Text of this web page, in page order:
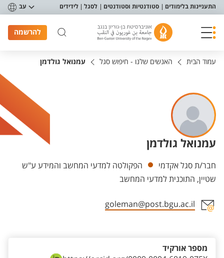
תפריט נגישות
התעניינות בלימודים סטודנטיות וסטודנטים לסגל לידידים עב
להרשמה
עמוד הבית האנשים שלנו - חיפוש סגל עמנואל גולדמן
עמנואל גולדמן
יחידות
חבר/ת סגל אקדמי
הפקולטה למדעי המחשב והמידע ע"ש
שטיין, התוכנית למדעי המחשב
goleman@post.bgu.ac.il
מספר אורקיד